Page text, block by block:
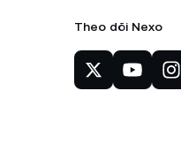
Theo dõi Nexo